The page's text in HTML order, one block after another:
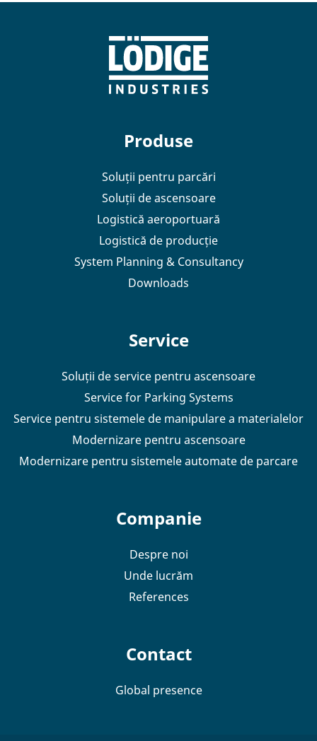
Produse
Soluții pentru parcări
Soluții de ascensoare
Logistică aeroportuară
Logistică de producție
System Planning & Consultancy
Downloads
Service
Soluții de service pentru ascensoare
Service for Parking Systems
Service pentru sistemele de manipulare a materialelor
Modernizare pentru ascensoare
Modernizare pentru sistemele automate de parcare
Companie
Despre noi
Unde lucrăm
References
Contact
Global presence